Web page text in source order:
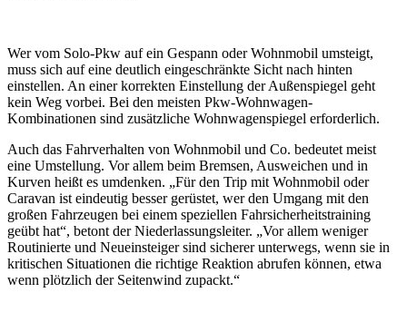
Wer vom Solo-Pkw auf ein Gespann oder Wohnmobil umsteigt,
muss sich auf eine deutlich eingeschränkte Sicht nach hinten
einstellen. An einer korrekten Einstellung der Außenspiegel geht
kein Weg vorbei. Bei den meisten Pkw-Wohnwagen-
Kombinationen sind zusätzliche Wohnwagenspiegel erforderlich.
Auch das Fahrverhalten von Wohnmobil und Co. bedeutet meist
eine Umstellung. Vor allem beim Bremsen, Ausweichen und in
Kurven heißt es umdenken. „Für den Trip mit Wohnmobil oder
Caravan ist eindeutig besser gerüstet, wer den Umgang mit den
großen Fahrzeugen bei einem speziellen Fahrsicherheitstraining
geübt hat“, betont der Niederlassungsleiter. „Vor allem weniger
Routinierte und Neueinsteiger sind sicherer unterwegs, wenn sie in
kritischen Situationen die richtige Reaktion abrufen können, etwa
wenn plötzlich der Seitenwind zupackt.“